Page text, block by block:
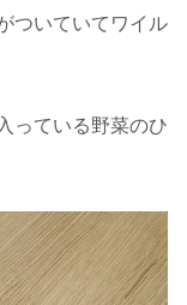
ついていてワイル
っている野菜のひ